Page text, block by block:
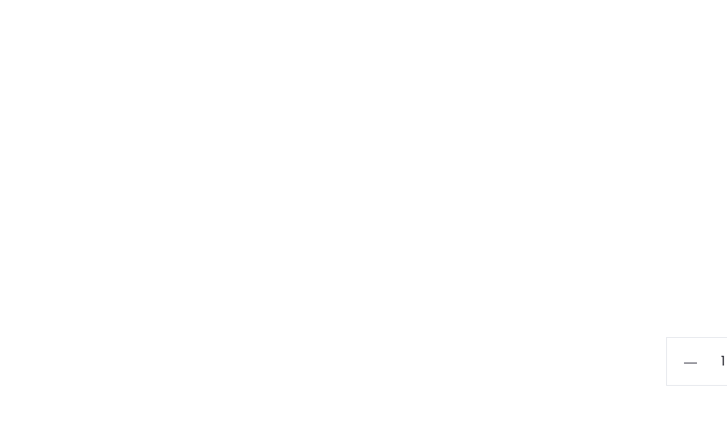
quantité